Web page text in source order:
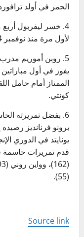
الحمر في أولد ترافورد
4. خسر ليفربول
لأول مرة منذ نوفمبر 2014 تحت قيادة بريندان رودجرز.
5. روبن أموريم
يفوز في أول
الممتاز أمام حامل
كونتي.
6. بفضل تمريرته
يونايتد في الدوري
قدم تمريرات حاسمة
(55).
Source link